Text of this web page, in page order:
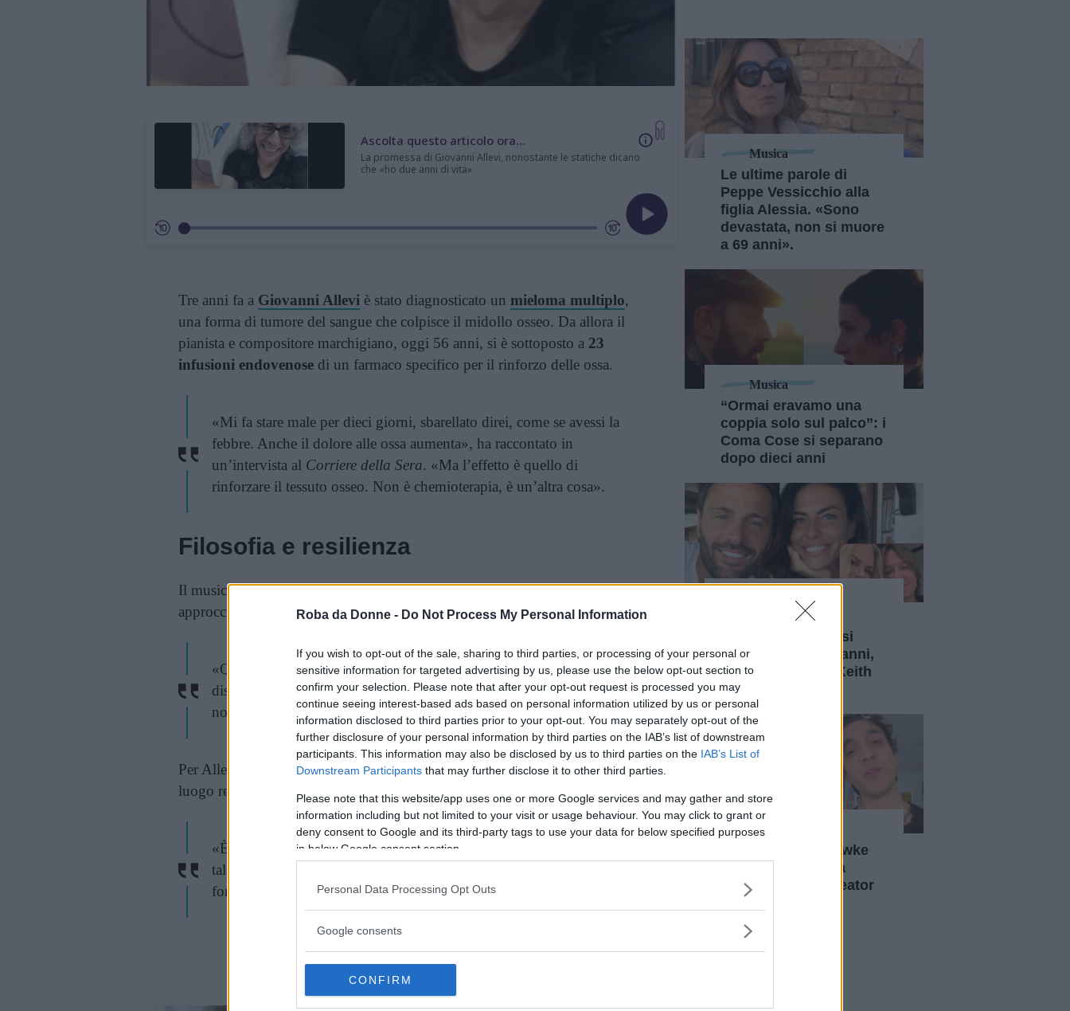
Roba da Donne - Do Not Process My Personal Information
If you wish to opt-out of the sale, sharing to third parties, or processing of your personal or
sensitive information for targeted advertising by us, please use the below opt-out section to
confirm your selection. Please note that after your opt-out request is processed you may
continue seeing interest-based ads based on personal information utilized by us or personal
information disclosed to third parties prior to your opt-out. You may separately opt-out of the
further disclosure of your personal information by third parties on the IAB’s list of downstream
participants. This information may also be disclosed by us to third parties on the IAB’s List of
Downstream Participants that may further disclose it to other third parties.
Please note that this website/app uses one or more Google services and may gather and store
information including but not limited to your visit or usage behaviour. You may click to grant or
deny consent to Google and its third-party tags to use your data for below specified purposes
in below Google consent section.
Personal Data Processing Opt Outs
Google consents
CONFIRM
Ascolta questo articolo ora...
La promessa di Giovanni Allevi, nonostante le statiche dicano
che «ho due anni di vita»
Tre anni fa a Giovanni Allevi è stato diagnosticato un mieloma multiplo,
una forma di tumore del sangue che colpisce il midollo osseo. Da allora il
pianista e compositore marchigiano, oggi 56 anni, si è sottoposto a 23
infusioni endovenose di un farmaco specifico per il rinforzo delle ossa.
«Mi fa stare male per dieci giorni, sbarellato direi, come se avessi la
febbre. Anche il dolore alle ossa aumenta», ha raccontato in
un’intervista al Corriere della Sera. «Ma l’effetto è quello di
rinforzare il tessuto osseo. Non è chemioterapia, è un’altra cosa».
Filosofia e resilienza
Il musicista non nega la fatica del percorso, ma sceglie di affrontarlo con un
approccio filosofico:
«Quando la malattia ti cambia la vita, hai due possibilità: cedere alla
disperazione o resettare tutto e guardare alla vita col sorriso,
nonostante dolore e paura. Io ho scelto questa seconda strada».
Per Allevi anche l’ospedale, che ormai frequenta a lungo, non è più un
luogo respingente:
«È la mia seconda casa. Ti accorgi che lì ti salvano la vita. Trovo il
talento dei medici, la grande professionalità del personale e tanta
forza».
Continua a leggere dopo la pubblicità
Musica
Le ultime parole di
Peppe Vessicchio alla
figlia Alessia. «Sono
devastata, non si muore
a 69 anni».
Musica
“Ormai eravamo una
coppia solo sul palco”: i
Coma Cose si separano
dopo dieci anni
Spettacolo
Filippo Bisciglia e
Pamela Camassa si
lasciano dopo 17 anni,
Nicole Kidman e Keith
Urban dopo 19
Gossip
Tananai e Camihawke
stanno insieme: la
conferma della creator